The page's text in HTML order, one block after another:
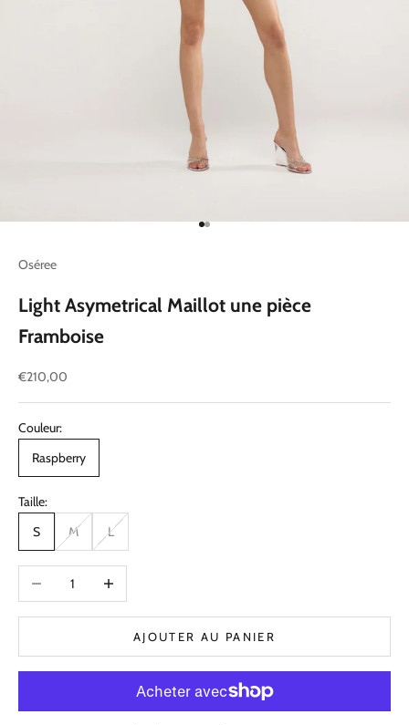
Aller à l'élément 1
Aller à l'élément 2
Oséree
Light Asymetrical Maillot une pièce
Framboise
Prix de vente
€210,00
Couleur:
Raspberry
Taille:
S
M L
Diminuer la quantitéAugmenter la quantité
AJOUTER AU PANIER